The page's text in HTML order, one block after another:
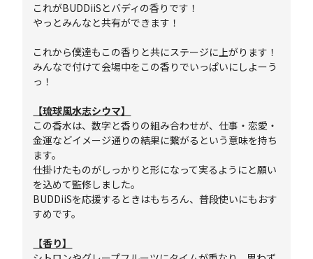
これがBUDDiiSとバディの香りです！
やっとみんなと共有ができます！
これから僕達もこの香りと共にステージに上がります！
みんなで付けて会場中をこの香りでいっぱいにしよーう
っ！
【琉球風水志シウマ】
この香水は、数字と香りの組み合わせが、仕事・恋愛・
金運などイメージ通りの結果に繋がるという意味を持ち
ます。
仕掛けたものがしっかりと形になって実るようにと願い
を込めて監修しました。
BUDDiiSを応援するときはもちろん、普段使いにもおす
すめです。
【香り】